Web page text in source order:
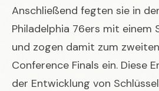
Anschließend fegten sie in
Philadelphia 76ers mit einem
und zogen damit zum
Conference Finals ein. Diese
der Entwicklung von